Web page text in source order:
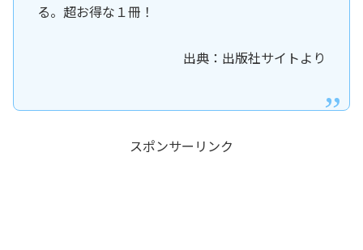
る。超お得な１冊！
出典：出版社サイトより
スポンサーリンク